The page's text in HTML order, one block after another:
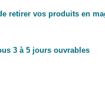
retirer vos produits en
3 à 5 jours ouvrables